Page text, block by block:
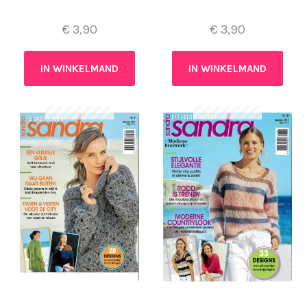
€ 3,90
IN WINKELMAND
€ 3,90
IN WINKELMAND